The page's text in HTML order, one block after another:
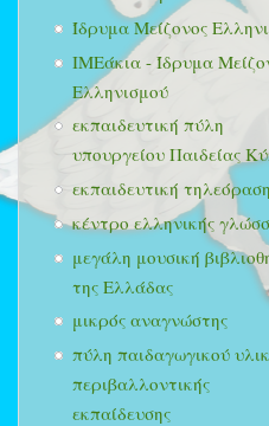
Ίδρυμα Μείζονος
ΙΜΕάκια - Ίδρυμα
Ελληνισμού
εκπαιδευτική πύλη
υπουργείου Παιδείας
εκπαιδευτική τηλεόραση
κέντρο ελληνικής
μεγάλη μουσική
της Ελλάδας
μικρός αναγνώστης
πύλη παιδαγωγικού
περιβαλλοντικής
εκπαίδευσης